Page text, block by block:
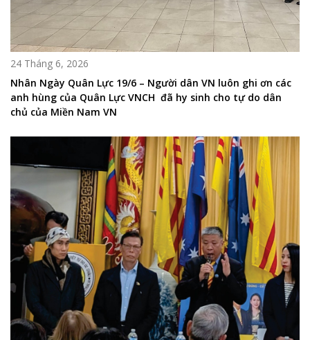
24 Tháng 6, 2026
Nhân Ngày Quân Lực 19/6 – Người dân VN luôn ghi ơn các
anh hùng của Quân Lực VNCH đã hy sinh cho tự do dân
chủ của Miền Nam VN